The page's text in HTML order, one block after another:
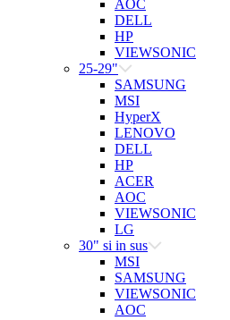
AOC
DELL
HP
VIEWSONIC
25-29"
SAMSUNG
MSI
HyperX
LENOVO
DELL
HP
ACER
AOC
VIEWSONIC
LG
30" si in sus
MSI
SAMSUNG
VIEWSONIC
AOC